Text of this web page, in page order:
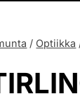
/ Optiikka